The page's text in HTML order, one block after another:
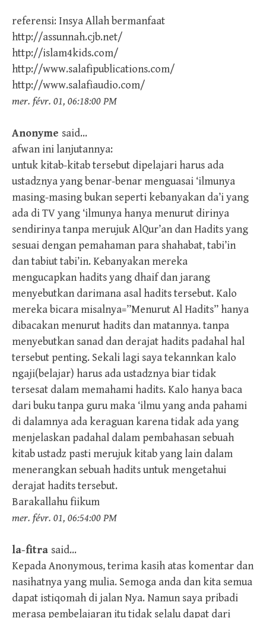
referensi: Insya Allah bermanfaat
http://assunnah.cjb.net/
http://islam4kids.com/
http://www.salafipublications.com/
http://www.salafiaudio.com/
mer. févr. 01, 06:18:00 PM
Anonyme said…
afwan ini lanjutannya:
untuk kitab-kitab tersebut dipelajari harus ada
ustadznya yang benar-benar menguasai ‘ilmunya
masing-masing bukan seperti kebanyakan da’i yang
ada di TV yang ‘ilmunya hanya menurut dirinya
sendirinya tanpa merujuk AlQur’an dan Hadits yang
sesuai dengan pemahaman para shahabat, tabi’in
dan tabiut tabi’in. Kebanyakan mereka
mengucapkan hadits yang dhaif dan jarang
menyebutkan darimana asal hadits tersebut. Kalo
mereka bicara misalnya=”Menurut Al Hadits” hanya
dibacakan menurut hadits dan matannya. tanpa
menyebutkan sanad dan derajat hadits padahal hal
tersebut penting. Sekali lagi saya tekannkan kalo
ngaji(belajar) harus ada ustadznya biar tidak
tersesat dalam memahami hadits. Kalo hanya baca
dari buku tanpa guru maka ‘ilmu yang anda pahami
di dalamnya ada keraguan karena tidak ada yang
menjelaskan padahal dalam pembahasan sebuah
kitab ustadz pasti merujuk kitab yang lain dalam
menerangkan sebuah hadits untuk mengetahui
derajat hadits tersebut.
Barakallahu fiikum
mer. févr. 01, 06:54:00 PM
la-fitra said…
Kepada Anonymous, terima kasih atas komentar dan
nasihatnya yang mulia. Semoga anda dan kita semua
dapat istiqomah di jalan Nya. Namun saya pribadi
merasa pembelajaran itu tidak selalu dapat dari